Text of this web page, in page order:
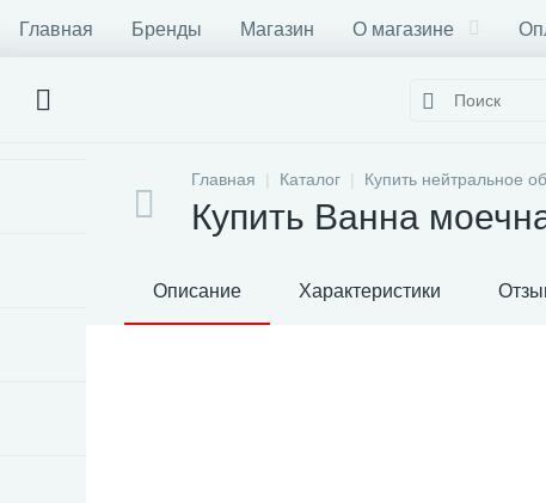
Главная Бренды Магазин О магазине
Главная Каталог Купить нейтральное
Купить Ванна
Описание Характеристики